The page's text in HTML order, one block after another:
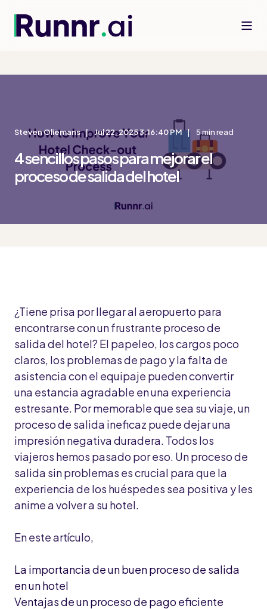
Steven Oliemans Jul 22, 2025 3:16:40 PM 5 min read
4 sencillos pasos para mejorar el
proceso de salida del hotel
¿Tiene prisa por llegar al aeropuerto para
encontrarse con un frustrante proceso de
salida del hotel? El papeleo, los cargos poco
claros, los problemas de pago y la falta de
asistencia con el equipaje pueden convertir
una estancia agradable en una experiencia
estresante. Por memorable que sea su viaje, un
proceso de salida ineficaz puede dejar una
impresión negativa duradera. Todos los
viajeros hemos pasado por eso. Un proceso de
salida sin problemas es crucial para que la
experiencia de los huéspedes sea positiva y les
anime a volver a su hotel.
En este artículo,
La importancia de un buen proceso de salida
en un hotel
Ventajas de un proceso de pago eficiente